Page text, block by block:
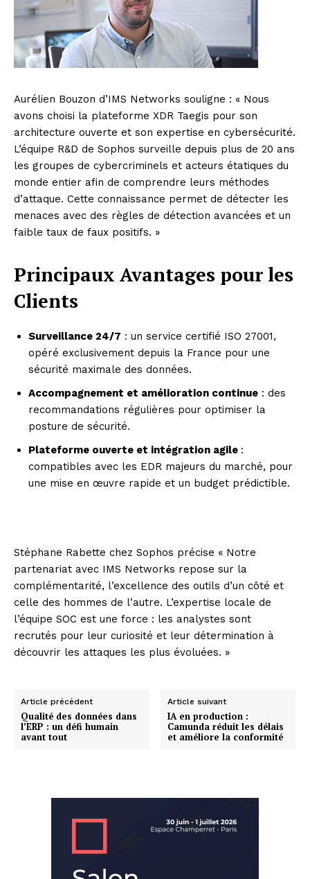
Aurélien Bouzon d’IMS Networks souligne : « Nous
avons choisi la plateforme XDR Taegis pour son
architecture ouverte et son expertise en cybersécurité.
L’équipe R&D de Sophos surveille depuis plus de 20 ans
les groupes de cybercriminels et acteurs étatiques du
monde entier afin de comprendre leurs méthodes
d’attaque. Cette connaissance permet de détecter les
menaces avec des règles de détection avancées et un
faible taux de faux positifs. »
Principaux Avantages pour les
Clients
Surveillance 24/7 : un service certifié ISO 27001,
opéré exclusivement depuis la France pour une
sécurité maximale des données.
Accompagnement et amélioration continue : des
recommandations régulières pour optimiser la
posture de sécurité.
Plateforme ouverte et intégration agile :
compatibles avec les EDR majeurs du marché, pour
une mise en œuvre rapide et un budget prédictible.
Stéphane Rabette chez Sophos précise « Notre
partenariat avec IMS Networks repose sur la
complémentarité, l’excellence des outils d’un côté et
celle des hommes de l’autre. L’expertise locale de
l’équipe SOC est une force : les analystes sont
recrutés pour leur curiosité et leur détermination à
découvrir les attaques les plus évoluées. »
Article précédent
Qualité des données dans
l’ERP : un défi humain
avant tout
Article suivant
IA en production :
Camunda réduit les délais
et améliore la conformité